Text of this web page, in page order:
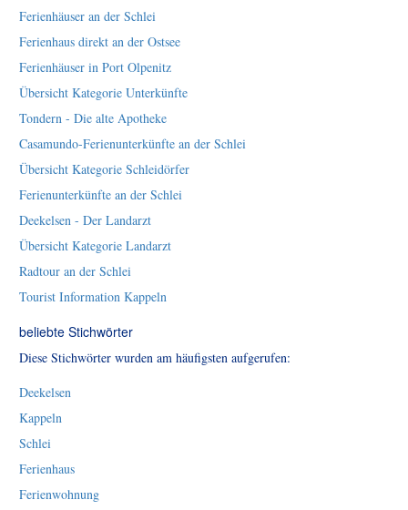
Ferienhäuser an der Schlei
Ferienhaus direkt an der Ostsee
Ferienhäuser in Port Olpenitz
Übersicht Kategorie Unterkünfte
Tondern - Die alte Apotheke
Casamundo-Ferienunterkünfte an der Schlei
Übersicht Kategorie Schleidörfer
Ferienunterkünfte an der Schlei
Deekelsen - Der Landarzt
Übersicht Kategorie Landarzt
Radtour an der Schlei
Tourist Information Kappeln
beliebte Stichwörter
Diese Stichwörter wurden am häufigsten aufgerufen:
Deekelsen
Kappeln
Schlei
Ferienhaus
Ferienwohnung